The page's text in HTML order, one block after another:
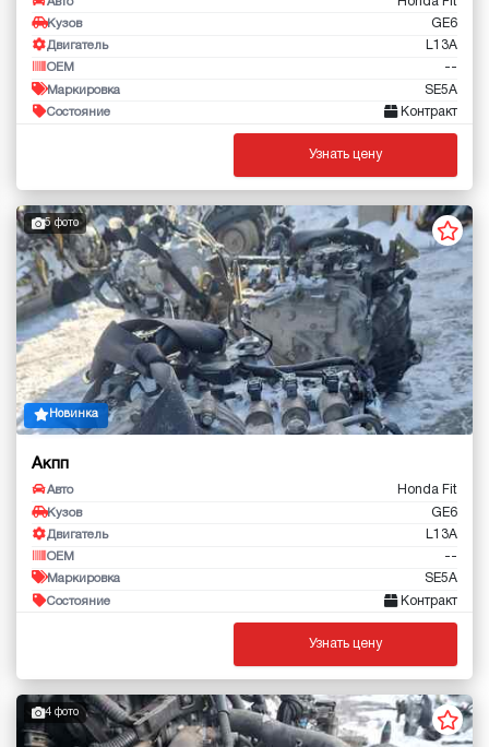
Кузов GE6
Двигатель L13A
OEM --
Маркировка SE5A
Состояние Контракт
Узнать цену
5 фото
Новинка
Акпп
Авто Honda Fit
Кузов GE6
Двигатель L13A
OEM --
Маркировка SE5A
Состояние Контракт
Узнать цену
4 фото